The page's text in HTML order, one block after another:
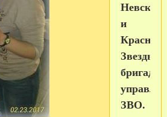
Невского
и
Красной
Звезды
бригаду
ЗВО.